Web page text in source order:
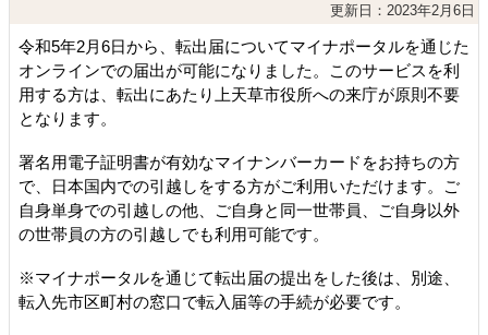
更新日：2023年2月6日
令和5年2月6日から、転出届についてマイナポータルを通じた
オンラインでの届出が可能になりました。このサービスを利
用する方は、転出にあたり上天草市役所への来庁が原則不要
となります。
署名用電子証明書が有効なマイナンバーカードをお持ちの方
で、日本国内での引越しをする方がご利用いただけます。ご
自身単身での引越しの他、ご自身と同一世帯員、ご自身以外
の世帯員の方の引越しでも利用可能です。
※マイナポータルを通じて転出届の提出をした後は、別途、
転入先市区町村の窓口で転入届等の手続が必要です。